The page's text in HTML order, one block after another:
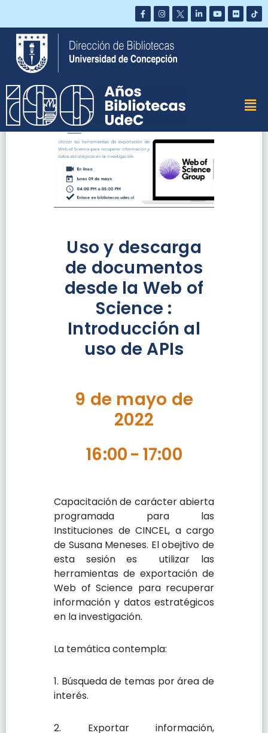
Saltar
contenido
Uso y descarga
de documentos
desde la Web of
Science :
Introducción al
uso de APIs
9 de mayo de
2022
16:00- 17:00
Capacitación de carácter abierta
programada para las
Instituciones de CINCEL, a cargo
de Susana Meneses. El obejtivo de
esta sesión es utilizar las
herramientas de exportación de
Web of Science para recuperar
información y datos estratégicos
en la investigación.
La temática contempla:
1. Búsqueda de temas por área de
interés.
2. Exportar información,